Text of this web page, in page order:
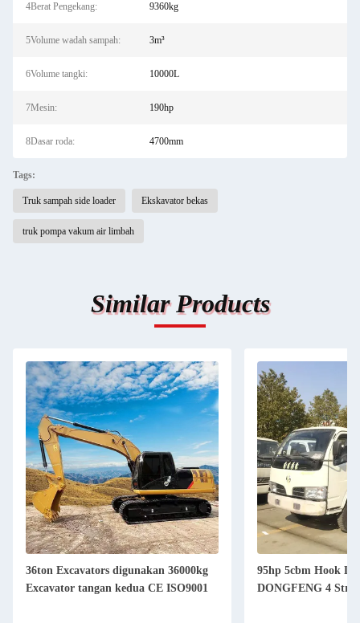
4Berat Pengekang: 9360kg
5Volume wadah sampah: 3m³
6Volume tangki: 10000L
7Mesin: 190hp
8Dasar roda: 4700mm
Tags:
Truk sampah side loader Ekskavator bekas
truk pompa vakum air limbah
Similar Products
36ton Excavators digunakan 36000kg
Excavator tangan kedua CE ISO9001
95hp 5cbm Hook
DONGFENG 4